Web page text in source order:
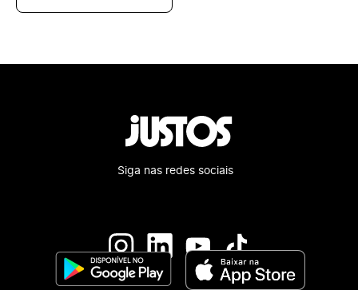
Siga nas redes sociais